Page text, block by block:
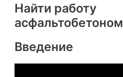
Найти работу
асфальтобетоном
Введение